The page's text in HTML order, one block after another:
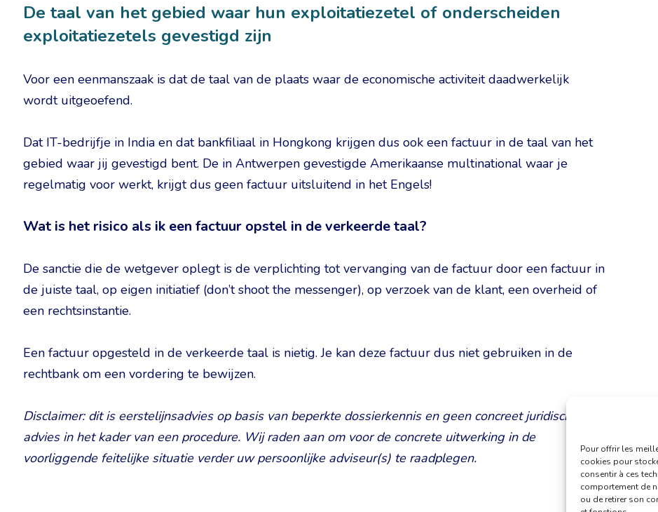
Pour offrir les
cookies pour
consentir à ces
comportement de
ou de retirer son
De taal van het gebied waar hun exploitatiezetel of onderscheiden
exploitatiezetels gevestigd zijn
Voor een eenmanszaak is dat de taal van de plaats waar de economische activiteit daadwerkelijk
wordt uitgeoefend.
Dat IT-bedrijfje in India en dat bankfiliaal in Hongkong krijgen dus ook een factuur in de taal van het
gebied waar jij gevestigd bent. De in Antwerpen gevestigde Amerikaanse multinational waar je
regelmatig voor werkt, krijgt dus geen factuur uitsluitend in het Engels!
Wat is het risico als ik een factuur opstel in de verkeerde taal?
De sanctie die de wetgever oplegt is de verplichting tot vervanging van de factuur door een factuur in
de juiste taal, op eigen initiatief (don’t shoot the messenger), op verzoek van de klant, een overheid of
een rechtsinstantie.
Een factuur opgesteld in de verkeerde taal is nietig. Je kan deze factuur dus niet gebruiken in de
rechtbank om een vordering te bewijzen.
Disclaimer: dit is eerstelijnsadvies op basis van beperkte dossierkennis en geen concreet juridisch
advies in het kader van een procedure. Wij raden aan om voor de concrete uitwerking in de
voorliggende feitelijke situatie verder uw persoonlijke adviseur(s) te raadplegen.